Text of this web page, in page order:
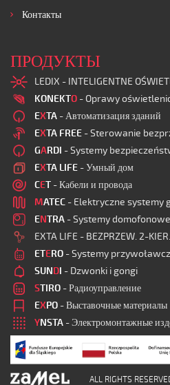
Контакты
ПРОДУКТЫ
LEDIX - INTELIGENTNE
KONEKTO - Oprawy
EXTA - Автоматизация зданий
EXTA FREE - Sterowanie
GARDI - Systemy
EXTA LIFE - Умный дом
CET - Кабели и провода
MATEC - Elektryczne systemy
ENTRA - Systemy domofonowe
EXTA LIFE - BEZPRZEW. 2-KIER.
ETERO - Systemy
SUNDI - Dzwonki i gongi
STIRO - Радиоуправление
EXPO - Выставочные материалы
YNSTA - Электромонтажные
ALL RIGHTS